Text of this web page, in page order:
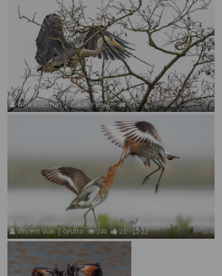
Erna Koelman | Blauwe Reiger 125 17
Vincent Vuik | Grutto 240 21 22